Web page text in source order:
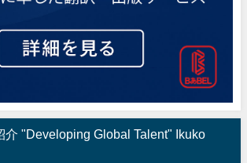
介 "Developing Global Talent" Ikuko